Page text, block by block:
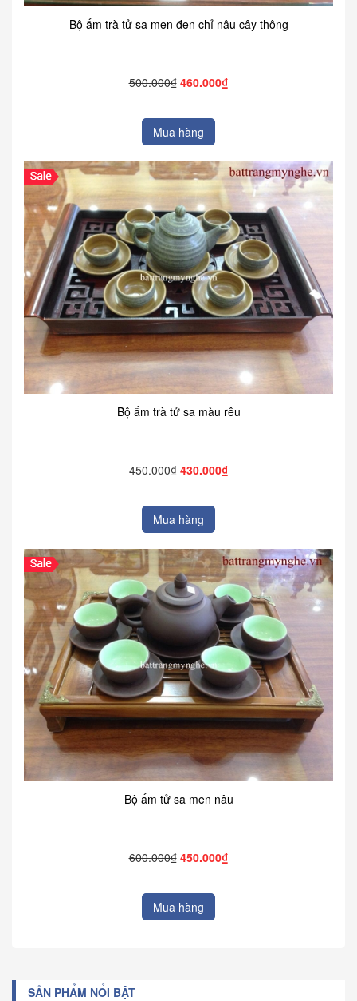
Bộ ấm trà tử sa men đen chỉ nâu cây thông
500.000₫ 460.000₫
Mua hàng
Bộ ấm trà tử sa màu rêu
450.000₫ 430.000₫
Mua hàng
Bộ ấm tử sa men nâu
600.000₫ 450.000₫
Mua hàng
SẢN PHẨM NỔI BẬT